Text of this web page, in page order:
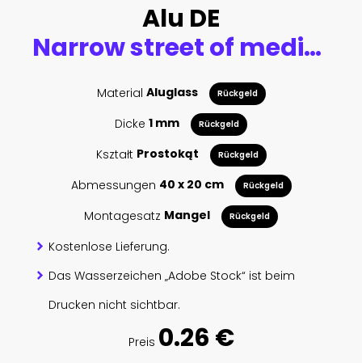
Alu DE
Narrow street of medieval tuff city Sorano with arch, green plants and cobblestone, travel Italy background
Material Aluglass Rückgeld
Dicke 1 mm Rückgeld
Kształt Prostokąt Rückgeld
Abmessungen 40 x 20 cm Rückgeld
Montagesatz Mangel Rückgeld
Kostenlose Lieferung.
Das Wasserzeichen „Adobe Stock“ ist beim
Drucken nicht sichtbar.
Preis 0.26 €